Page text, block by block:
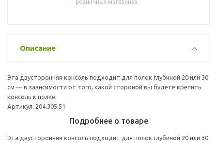
розничных магазинах
Описание
Эта двусторонняя консоль подходит для полок глубиной 20 или 30
см — в зависимости от того, какой стороной вы будете крепить
консоль к полке.
Артикул: 204.305.51
Подробнее о товаре
Эта двусторонняя консоль подходит для полок глубиной 20 или 30